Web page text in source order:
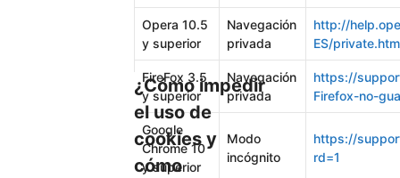
Opera 10.5
y superior
Navegación
privada
http://
ES/
FireFox 3.5
y superior
Navegación
privada
https://
Firefox-no-
Google
Chrome 10
y superior
Modo
incógnito
https://
rd=1
¿Cómo impedir
el uso de
cookies y
cómo